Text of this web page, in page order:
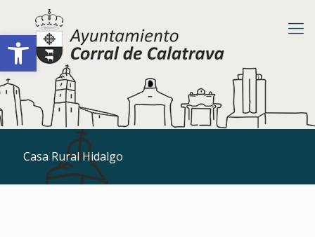
Abrir barra de herramientas
Casa Rural Hidalgo